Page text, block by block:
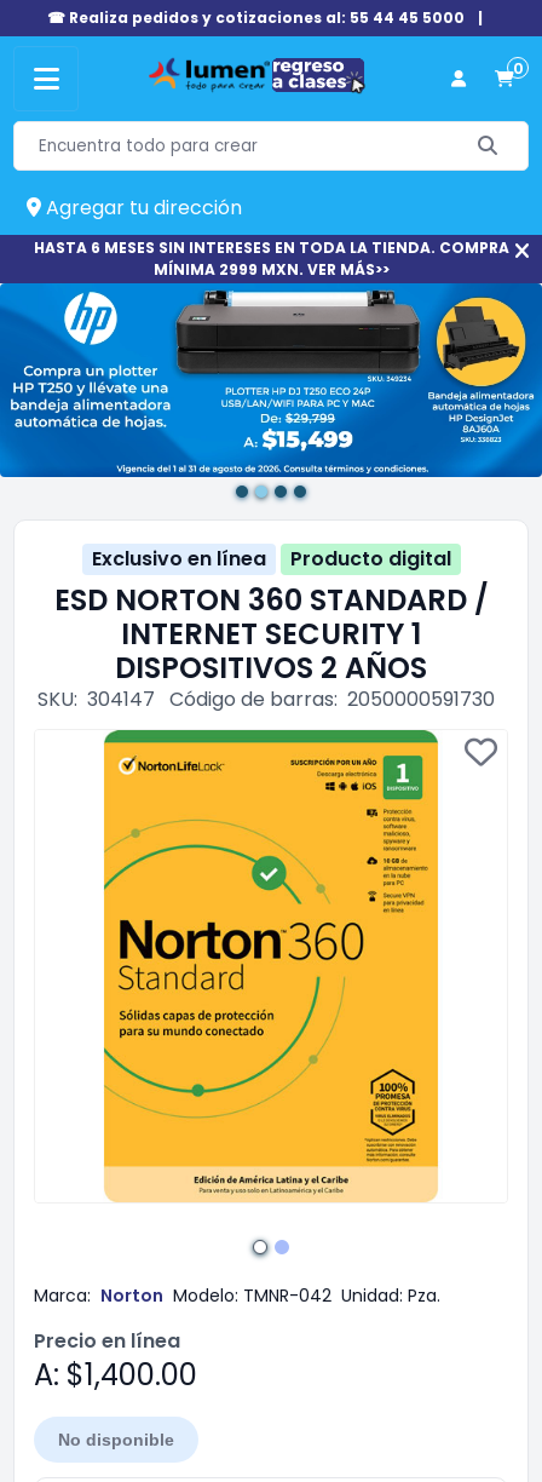
☎ Realiza pedidos y cotizaciones al: 55 44 45 5000 |
0
Agregar tu dirección
HASTA 6 MESES SIN INTERESES EN TODA LA TIENDA. COMPRA
MÍNIMA 2999 MXN. VER MÁS>>
Exclusivo en línea Producto digital
ESD NORTON 360 STANDARD /
INTERNET SECURITY 1
DISPOSITIVOS 2 AÑOS
SKU: 304147 Código de barras: 2050000591730
Marca: Norton Modelo: TMNR-042 Unidad: Pza.
Precio en línea
A: $1,400.00
No disponible